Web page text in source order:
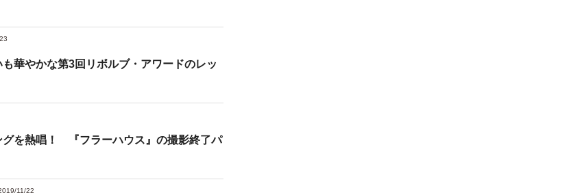
華やかな第3回リボルブ・アワードのレッ
グを熱唱！ 『フラーハウス』の撮影終了パ
11/22